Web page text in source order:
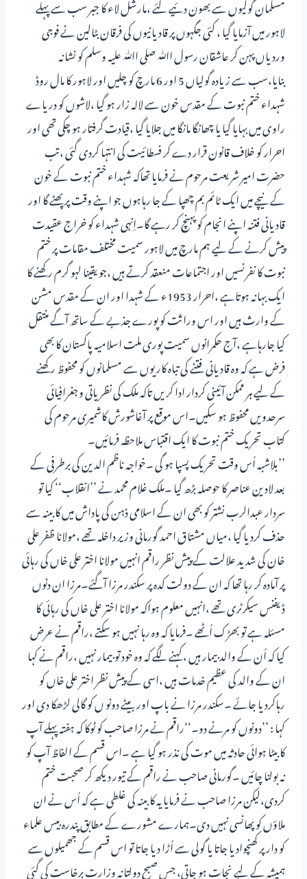
مسلمان گولیوں سے بھون دئیے گئے ،مارشل لاء کا جبر سب سے پہلے
لاہور میں آزمایا گیا ، کئی جگہوں پر قادیانیوں کی فرقان بٹالین نے فوجی
وردیاں پہن کر عاشقان رسول اﷲ صلی اﷲ علیہ وسلم کو نشانہ
بنایا،سب سے زیادہ گولیاں 5 اور 6 مارچ کو چلیں اور لاہور کا مال روڈ
شہداء ختم نبوت کے مقدس خون سے لالہ زار ہو گیا ،لاشوں کو دریاے
راوی میں بہایا گیا یا چھانگا مانگا میں جلایا گیا ،قیادت گرفتار ہو چکی تھی اور
احرار کو خلاف قانون قرار دے کر فسطائیت کی انتہا کردی گئی ،تب
حضرت امیر شریعت مرحوم نے فرمایا تھاکہ شہداء ختم نبوت کے خون
کے نیچے میں ایک ٹائم بم چھپا کے جا رہاہوں جو اپنے وقت پر پھٹے گا اور
قادیانی فتنہ اپنے انجام کو پہنچ کر رہے گا۔اِنہی شہداء کو خراج عقیدت
پیش کرنے کے لیے ہم مارچ میں لاہور سمیت مختلف مقامات پر ختم
نبوت کا نفرنسیں اور اجتماعات منعقد کرتے ہیں ،جو یقینا لہو گرم رکھنے کا
ایک بہانہ ہوتاہے ،احرار 1953ء کے شہدا اور ان کے مقدس مشن
کے وارث ہیں اور اس وراثت کو پورے جذبے کے ساتھ آگے منتقل
کیا جارہاہے ،آج حکمرانوں سمیت پوری ملت اسلامیہ پاکستان کا بھی
فرض ہے کہ وہ قادیانی فتنے کی تباہ کاریوں سے مسلمانوں کو محفوظ رکھنے
کے لیے ہر ممکن آئینی کردار ادا کریں تاکہ ملک کی نظریاتی وجغرافیائی
سرحدویں محفوظ ہو سکیں۔اس موقع پر آغاشورش کاشمیری مرحوم کی
کتاب تحریک ختم نبوت کا ایک اقتباس ملاحظہ فرمائیں۔
’’بلاشبہ اُس وقت تحریک پسپا ہو گی ۔خواجہ ناظم الدین کی برطرفی کے
بعد لادین عناصر کا حوصلہ بڑھ گیا ۔ملک غلام محمد نے ’’انقلاب‘‘ کیا تو
سردار عبدالرب نشتر کو بھی ان کے اسلامی ذہن کی پاداش میں کابینہ سے
حذف کردیا گیا ،میاں مشتاق احمد گورمانی وزیر داخلہ تھے ،مولانا ظفر علی
خان کی شدید علالت کے پیش نظر راقم انہیں مولانا اختر علی خاں کی رہائی
پر آمادہ کر رہا تھا کہ ان کے دولت کدہ پر سکندر مرزا آگئے۔مرزا ان دنوں
ڈیفنس سیکرٹری تھے ،انہیں معلوم ہواکہ مولانا اختر علی خاں کی رہائی کا
مسئلہ ہے تو بھڑک اُٹھے ۔فرمایا کہ وہ رہا نہیں ہو سکتے ،راقم نے عرض
کیا کہ اُن کے والد بیمار ہیں ،کہنے لگے کہ وہ خود تو بیمار نہیں ،راقم نے کہا
ان کے والد کی عظیم خدمات ہیں ،اسی کے پیش نظر اختر علی خاں کو
رہاکردیا جائے ۔سکندر مرزا نے باپ اور بیٹے دونو ں کو گالی لڑھکا دی اور
کہا : ’’دونوں کو مرنے دو۔‘‘راقم نے مرزا صاحب کو ٹوکا کہ ہفتہ پہلے آپ
کا بیٹا ہوائی حادثہ میں موت کی نذر ہو گیا ہے ۔اس قسم کے الفاظ آپ کو
نہ بولنا چائیں ۔گورمانی صاحب نے راقم کے تیور دیکھ کر صحبت ختم
کردی،لیکن مرزا صاحب نے فرمایا یہ کابینہ کی غلطی ہے کہ اُس نے ان
ملاؤں کو پھانسی نہیں دی۔ہمارے مشورے کے مطابق پندرہ بیس علماء
کو دار پر کھنچوادیا جاتا یا گولی سے اُڑا دیا جاتا تو اس قسم کے جھمیلوں سے
ہمیشہ کے لیے نجات ہو جاتی، جس صبح دولتانہ وزارت برخاست کی گئی